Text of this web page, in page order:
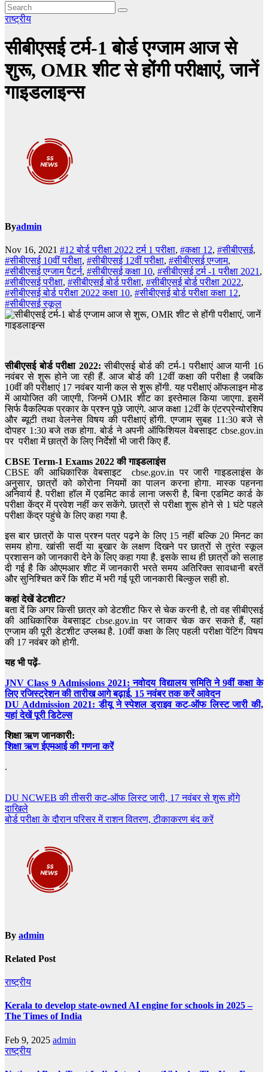
राष्ट्रीय
सीबीएसई टर्म-1 बोर्ड एग्जाम आज से
शुरू, OMR शीट से होंगी परीक्षाएं, जानें
गाइडलाइन्स
Byadmin
Nov 16, 2021 #12 बोर्ड परीक्षा 2022 टर्म 1 परीक्षा, #कक्षा 12, #सीबीएसई,
#सीबीएसई 10वीं परीक्षा, #सीबीएसई 12वीं परीक्षा, #सीबीएसई एग्जाम,
#सीबीएसई एग्जाम पैटर्न, #सीबीएसई कक्षा 10, #सीबीएसई टर्म -1 परीक्षा 2021,
#सीबीएसई परीक्षा, #सीबीएसई बोर्ड परीक्षा, #सीबीएसई बोर्ड परीक्षा 2022,
#सीबीएसई बोर्ड परीक्षा 2022 कक्षा 10, #सीबीएसई बोर्ड परीक्षा कक्षा 12,
#सीबीएसई स्कूल
सीबीएसई बोर्ड परीक्षा 2022: सीबीएसई बोर्ड की टर्म-1 परीक्षाएं आज यानी 16
नवंबर से शुरू होने जा रही हैं. आज बोर्ड की 12वीं कक्षा की परीक्षा है जबकि
10वीं की परीक्षाएं 17 नवंबर यानी कल से शुरू होंगी. यह परीक्षाएं ऑफलाइन मोड
में आयोजित की जाएगी, जिनमें OMR शीट का इस्तेमाल किया जाएगा. इसमें
सिर्फ वैकल्पिक प्रकार के प्रश्न पूछे जाएंगे. आज कक्षा 12वीं के एंटरप्रेन्योरशिप
और ब्यूटी तथा वेलनेस विषय की परीक्षाएं होंगी. एग्जाम सुबह 11:30 बजे से
दोपहर 1:30 बजे तक होगा. बोर्ड ने अपनी ऑफिशियल वेबसाइट cbse.gov.in
पर परीक्षा में छात्रों के लिए निर्देशों भी जारी किए हैं.
CBSE Term-1 Exams 2022 की गाइडलाइंस
CBSE की आधिकारिक वेबसाइट cbse.gov.in पर जारी गाइडलाइंस के
अनुसार, छात्रों को कोरोना नियमों का पालन करना होगा. मास्क पहनना
अनिवार्य है. परीक्षा हॉल में एडमिट कार्ड लाना जरूरी है, बिना एडमिट कार्ड के
परीक्षा केंद्र में प्रवेश नहीं कर सकेंगे. छात्रों से परीक्षा शुरू होने से 1 घंटे पहले
परीक्षा केंद्र पहुंचे के लिए कहा गया है.
इस बार छात्रों के पास प्रश्न पत्र पढ़ने के लिए 15 नहीं बल्कि 20 मिनट का
समय होगा. खांसी सर्दी या बुखार के लक्षण दिखने पर छात्रों से तुरंत स्कूल
प्रशासन को जानकारी देने के लिए कहा गया है. इसके साथ ही छात्रों को सलाह
दी गई है कि ओएमआर शीट में जानकारी भरते समय अतिरिक्त सावधानी बरतें
और सुनिश्चित करें कि शीट में भरी गई पूरी जानकारी बिल्कुल सही हो.
कहां देखें डेटशीट?
बता दें कि अगर किसी छात्र को डेटशीट फिर से चेक करनी है, तो वह सीबीएसई
की आधिकारिक वेबसाइट cbse.gov.in पर जाकर चेक कर सकते हैं, यहां
एग्जाम की पूरी डेटशीट उप्लब्ध है. 10वीं कक्षा के लिए पहली परीक्षा पेंटिंग विषय
की 17 नवंबर को होगी.
यह भी पढ़ें-
JNV Class 9 Admissions 2021: नवोदय विद्यालय समिति ने 9वीं कक्षा के
लिए रजिस्ट्रेशन की तारीख आगे बढ़ाई, 15 नवंबर तक करें आवेदन
DU Addmission 2021: डीयू ने स्‍पेशल ड्राइव कट-ऑफ लिस्‍ट जारी की,
यहां देखें पूरी डिटेल्स
शिक्षा ऋण जानकारी:
शिक्षा ऋण ईएमआई की गणना करें
.
Post
navigation
DU NCWEB की तीसरी कट-ऑफ लिस्ट जारी, 17 नवंबर से शुरू होंगे
दाखिले
बोर्ड परीक्षा के दौरान परिसर में राशन वितरण, टीकाकरण बंद करें
By admin
Related Post
राष्ट्रीय
Kerala to develop state-owned AI engine for schools in 2025 –
The Times of India
Feb 9, 2025 admin
राष्ट्रीय